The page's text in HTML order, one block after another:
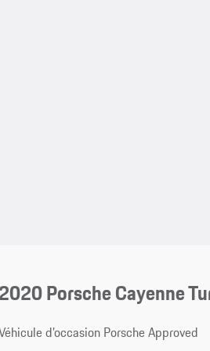
2020 Porsche Cayenne
d’occasion Porsche Approved